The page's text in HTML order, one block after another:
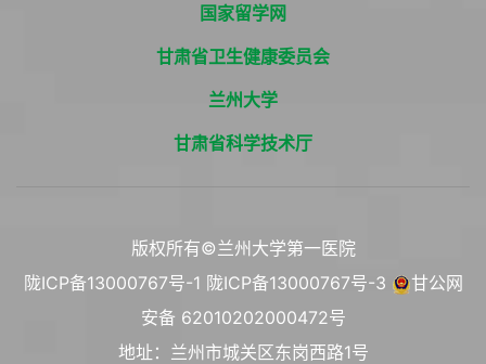
国家留学网
甘肃省卫生健康委员会
兰州大学
甘肃省科学技术厅
版权所有©兰州大学第一医院
陇ICP备13000767号-1 陇ICP备13000767号-3
甘公网
安备 62010202000472号
地址：兰州市城关区东岗西路1号